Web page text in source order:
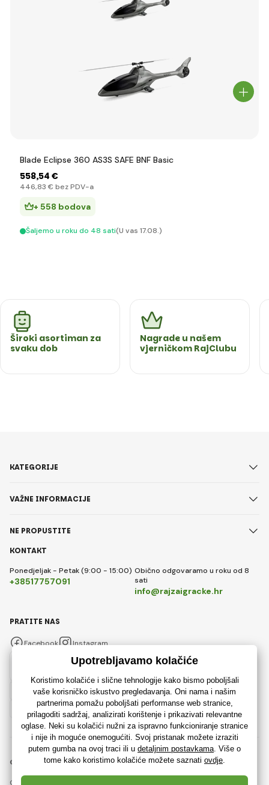
Blade Eclipse 360 AS3S SAFE BNF Basic
558,54 €
446,83 € bez PDV-a
+ 558 bodova
Šaljemo u roku do 48 sati(U vas 17.08.)
Široki asortiman za
svaku dob
Nagrade u našem
vjerničkom RajClubu
KONTAKT
Ponedjeljak - Petak (9:00 - 15:00)
+38517757091
Obično odgovaramo u roku od 8
sati
info@rajzaigracke.hr
KATEGORIJE
VAŽNE INFORMACIJE
NE PROPUSTITE
PRATITE NAS
Facebook Instagram
© 2018 - 2026 Rajzaigracke.hr, Sva prava pridržana
Ova stranica je zaštićena reCAPTCHA-om i primjenjuju se